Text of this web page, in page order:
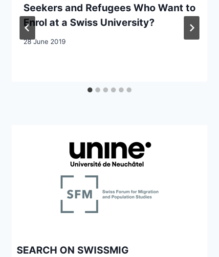
Seekers and Refugees Who Want to
Enrol at a Swiss University?
28 June 2019
SEARCH ON SWISSMIG